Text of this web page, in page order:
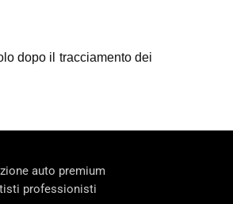
dopo il tracciamento dei
auto premium
professionisti